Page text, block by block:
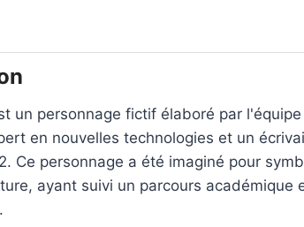
un personnage fictif élaboré par
en nouvelles technologies et un
Ce personnage a été imaginé pour
ayant suivi un parcours académique